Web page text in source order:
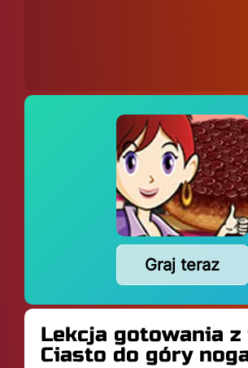
Graj teraz
Lekcja gotowania z
Ciasto do góry